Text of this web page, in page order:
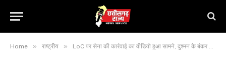
Home » राष्ट्रीय » LoC पर सेना की कार्रवाई का वीडियो हुआ सामने, दुश्मन के बंकर किए नेस्तनाबूद